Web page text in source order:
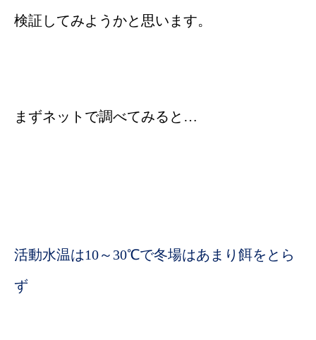
検証してみようかと思います。
まずネットで調べてみると…
活動水温は10～30℃で冬場はあまり餌をとら
ず